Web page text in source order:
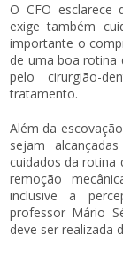
O CFO
exige também
importante o
de uma boa rotina
pelo cirurgião-
tratamento.
Além da
sejam
cuidados da rotina
remoção
inclusive a
professor Mário
deve ser realizada